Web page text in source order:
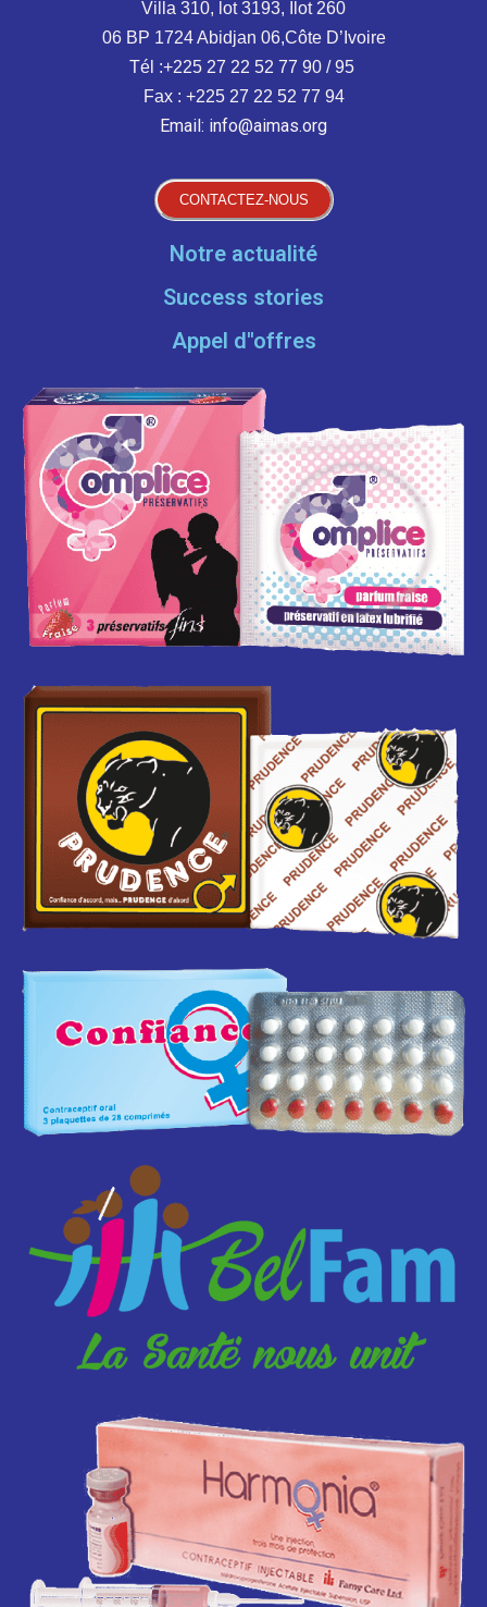
Villa 310, lot 3193, Ilot 260
06 BP 1724 Abidjan 06,Côte D’Ivoire
Tél :+225 27 22 52 77 90 / 95
Fax : +225 27 22 52 77 94
Email: info@aimas.org
CONTACTEZ-NOUS
Notre actualité
Success stories
Appel d''offres